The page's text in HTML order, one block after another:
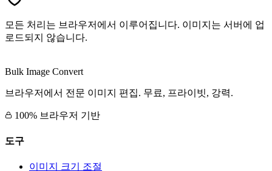
모든 처리는 브라우저에서 이루어집니다. 이미지는 서버에 업
로드되지 않습니다.
Bulk Image Convert
브라우저에서 전문 이미지 편집. 무료, 프라이빗, 강력.
100% 브라우저 기반
도구
이미지 크기 조절